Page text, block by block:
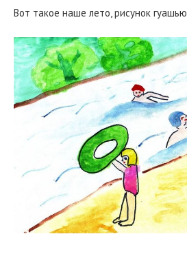
Вот такое наше лето, рисунок гуашью